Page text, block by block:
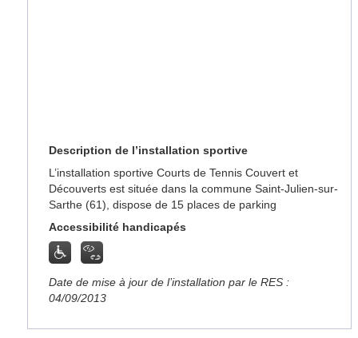
Description de l’installation sportive
L’installation sportive Courts de Tennis Couvert et
Découverts est située dans la commune Saint-Julien-sur-
Sarthe (61), dispose de 15 places de parking
Accessibilité handicapés
Date de mise à jour de l’installation par le RES :
04/09/2013